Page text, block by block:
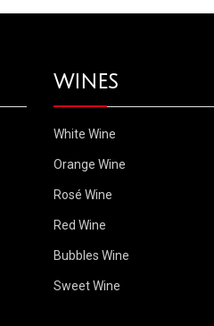
WINES
White Wine
Orange Wine
Rosé Wine
Red Wine
Bubbles Wine
Sweet Wine